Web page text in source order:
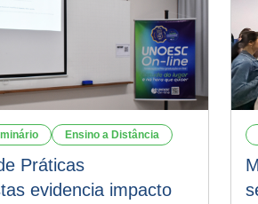
Ensino a Distância
Práticas
evidencia impacto